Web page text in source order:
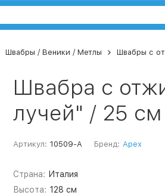
Швабры / Веники / Метлы Швабры с
Швабра с
лучей" / 25 см
Артикул: 10509-A Бренд: Apex
Страна: Италия
Высота: 128 см